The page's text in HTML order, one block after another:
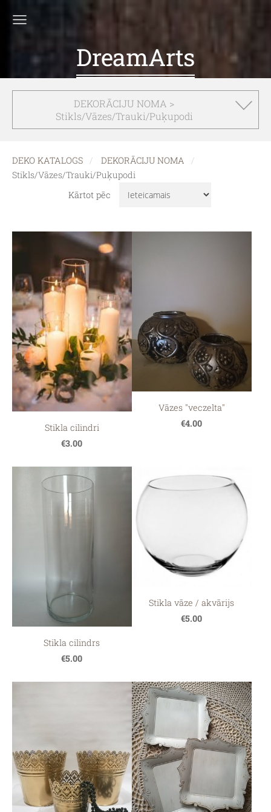
DreamArts
DEKORĀCIJU NOMA >
Stikls/Vāzes/Trauki/Puķupodi
DEKO KATALOGS
DEKORĀCIJU NOMA
Stikls/Vāzes/Trauki/Puķupodi
Kārtot pēc
Stikla cilindri
€3.00
Vāzes "veczelta"
€4.00
Stikla cilindrs
€5.00
Stikla vāze / akvārijs
€5.00